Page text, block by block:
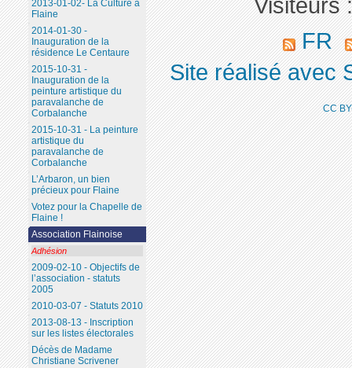
2013-01-02- La Culture à
Flaine
2014-01-30 -
Inauguration de la
résidence Le Centaure
2015-10-31 -
Inauguration de la
peinture artistique du
paravalanche de
Corbalanche
2015-10-31 - La peinture
artistique du
paravalanche de
Corbalanche
L’Arbaron, un bien
précieux pour Flaine
Votez pour la Chapelle de
Flaine !
Association Flainoise
Adhésion
2009-02-10 - Objectifs de
l’association - statuts
2005
2010-03-07 - Statuts 2010
2013-08-13 - Inscription
sur les listes électorales
Décès de Madame
Christiane Scrivener
Visiteurs
FR
Site réalisé avec
CC